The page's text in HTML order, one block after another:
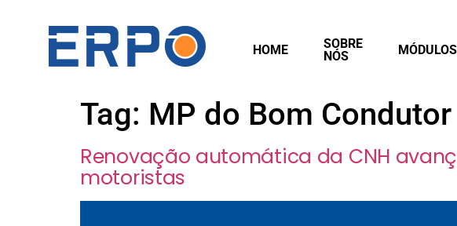
HOME
SOBRE
NÓS
MÓDULOS
Tag: MP do Bom Condutor
Renovação automática da CNH
motoristas